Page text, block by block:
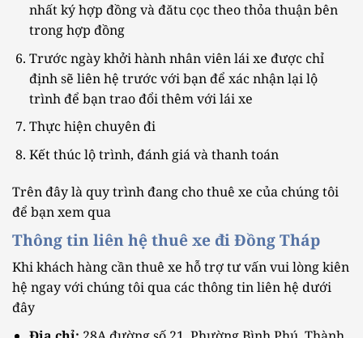
nhất ký hợp đồng và đătu cọc theo thỏa thuận bên
trong hợp đồng
Trước ngày khởi hành nhân viên lái xe được chỉ
định sẽ liên hệ trước với bạn để xác nhận lại lộ
trình để bạn trao đổi thêm với lái xe
Thực hiện chuyên đi
Kết thúc lộ trình, đánh giá và thanh toán
Trên đây là quy trình đang cho thuê xe của chúng tôi
để bạn xem qua
Thông tin liên hệ thuê xe đi Đồng Tháp
Khi khách hàng cần thuê xe hỗ trợ tư vấn vui lòng kiên
hệ ngay với chúng tôi qua các thông tin liên hệ dưới
đây